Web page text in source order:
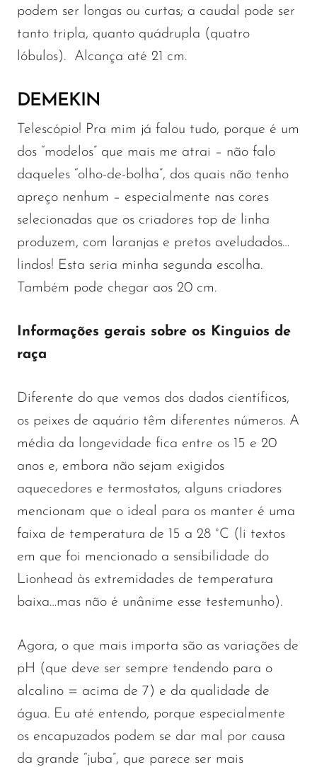
podem ser longas ou curtas; a caudal pode ser
tanto tripla, quanto quádrupla (quatro
lóbulos).
Alcança até 21 cm.
DEMEKIN
Telescópio! Pra mim já falou tudo, porque é um
dos “modelos” que mais me atrai – não falo
daqueles “olho-de-bolha”, dos quais não tenho
apreço nenhum – especialmente nas cores
selecionadas que os criadores top de linha
produzem, com laranjas e pretos aveludados…
lindos! Esta seria minha segunda escolha.
Também pode chegar aos 20 cm.
Informações gerais sobre os Kinguios de
raça
Diferente do que vemos dos dados científicos,
os peixes de aquário têm diferentes números. A
média da longevidade fica entre os 15 e 20
anos e, embora não sejam exigidos
aquecedores e termostatos, alguns criadores
mencionam que o ideal para os manter é uma
faixa de temperatura de 15 a 28 °C (li textos
em que foi mencionado a sensibilidade do
Lionhead às extremidades de temperatura
baixa…mas não é unânime esse testemunho).
Agora, o que mais importa são as variações de
pH (que deve ser sempre tendendo para o
alcalino = acima de 7) e da qualidade de
água. Eu até entendo, porque especialmente
os encapuzados podem se dar mal por causa
da grande “juba”, que parece ser mais